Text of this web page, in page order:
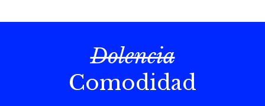
Dolencia
Comodidad